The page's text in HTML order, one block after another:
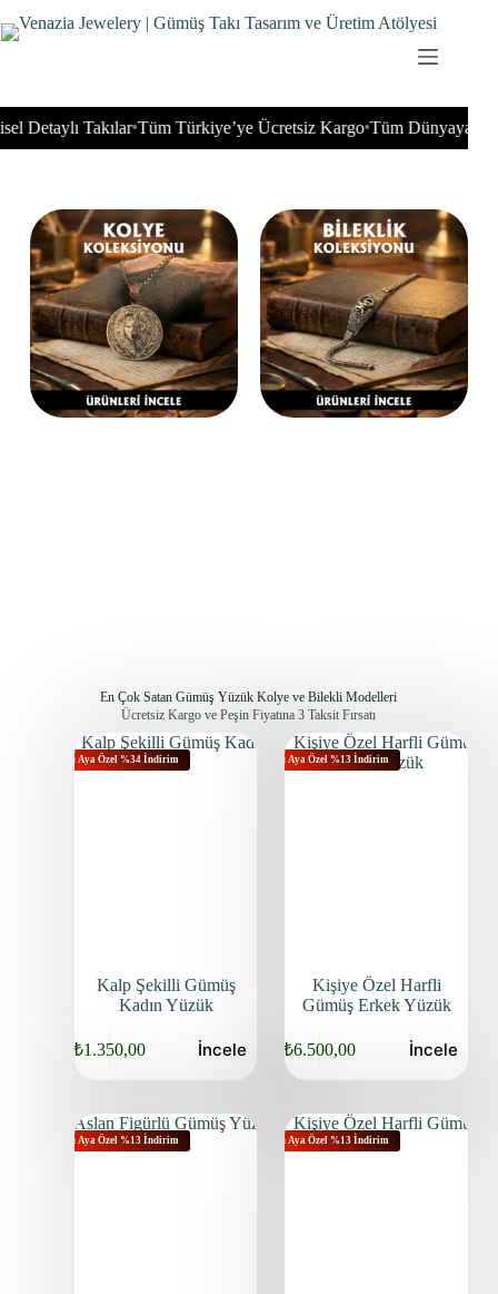
Takılar•Tüm Türkiye’ye Ücretsiz Kargo•Tüm Dünyaya
En Çok Satan Gümüş Yüzük Kolye ve Bilekli Modelleri
Ücretsiz Kargo ve Peşin Fiyatına 3 Taksit Fırsatı
Bu Aya Özel %34 İndirim
Kalp Şekilli Gümüş
Kadın Yüzük
₺1.350,00 İncele
Bu Aya Özel %13 İndirim
Kişiye Özel Harfli
Gümüş Erkek Yüzük
₺6.500,00 İncele
Bu Aya Özel %13 İndirim Bu Aya Özel %13 İndirim